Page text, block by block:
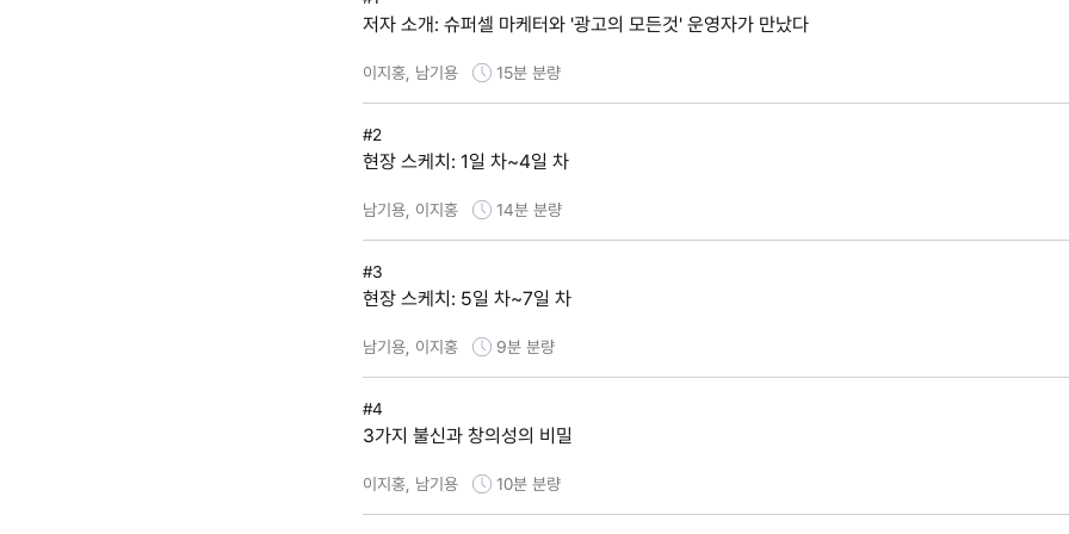
저자 소개: 슈퍼셀 마케터와 '광고의 모든것' 운영자가 만났다
이지홍, 남기용 15분 분량
#2
현장 스케치: 1일 차~4일 차
남기용, 이지홍 14분 분량
#3
현장 스케치: 5일 차~7일 차
남기용, 이지홍 9분 분량
#4
3가지 불신과 창의성의 비밀
이지홍, 남기용 10분 분량